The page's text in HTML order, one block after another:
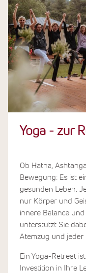
Yoga - zur
Ob Hatha,
Bewegung: Es ist
gesunden Leben.
nur Körper und
innere Balance
unterstützt Sie
Atemzug und jeder
Ein Yoga-Retreat
Investition in Ihre